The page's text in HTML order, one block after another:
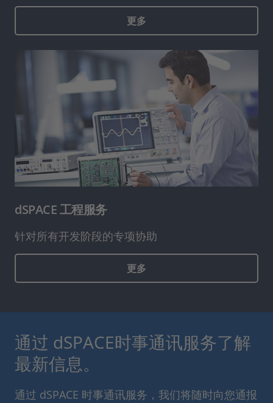
更多
dSPACE 工程服务
针对所有开发阶段的专项协助
更多
通过 dSPACE时事通讯服务了解
最新信息。
通过 dSPACE 时事通讯服务，我们将随时向您通报